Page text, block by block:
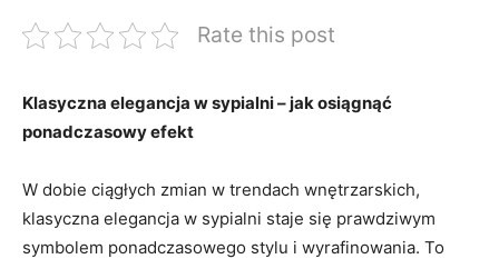
Rate this post
Klasyczna elegancja w sypialni – jak osiągnąć
ponadczasowy efekt
W dobie ciągłych zmian w trendach wnętrzarskich,
klasyczna elegancja w sypialni staje się prawdziwym
symbolem ponadczasowego stylu i wyrafinowania. To